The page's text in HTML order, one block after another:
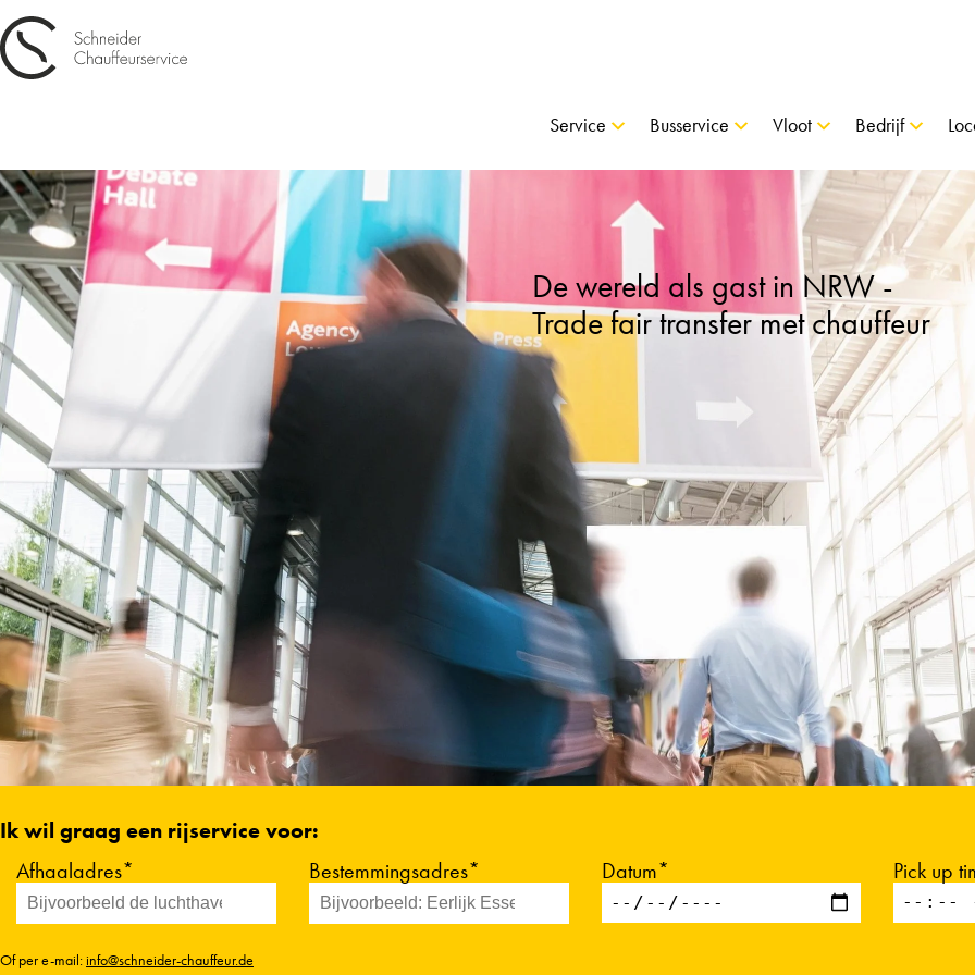
Service Busservice Vloot Bedrijf
De wereld als gast in NRW -
Trade fair transfer met chauffeur
Ik wil graag een rijservice voor:
Afhaaladres*
Bestemmingsadres* Datum* Pick up
Of per e-mail:info@schneider-chauffeur.de